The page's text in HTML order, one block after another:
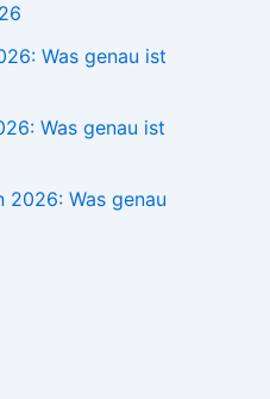
Was genau ist
Was genau ist
2026: Was genau